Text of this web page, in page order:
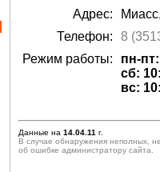
Адрес:
Телефон:
8
Режим работы:
пн-
сб:
вс:
Данные на 14.04.11 г.
В случае обнаружения неполных,
об ошибке администратору сайта.